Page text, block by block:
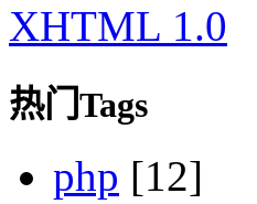
XHTML 1.0
热门Tags
php [12]